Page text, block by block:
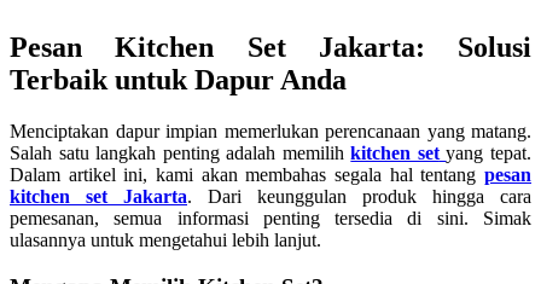
Pesan Kitchen Set Jakarta: Solusi
Terbaik untuk Dapur Anda
Menciptakan dapur impian memerlukan perencanaan yang matang.
Salah satu langkah penting adalah memilihkitchen set yang tepat.
Dalam artikel ini, kami akan membahas segala hal tentang pesan
kitchen set Jakarta. Dari keunggulan produk hingga cara
pemesanan, semua informasi penting tersedia di sini. Simak
ulasannya untuk mengetahui lebih lanjut.